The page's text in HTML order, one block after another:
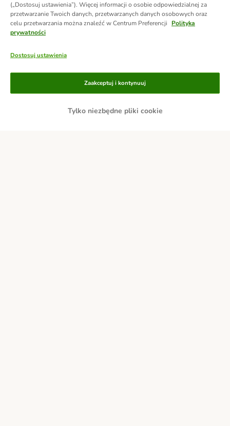
(„Dostosuj ustawienia”). Więcej informacji o osobie odpowiedzialnej za
przetwarzanie Twoich danych, przetwarzanych danych osobowych oraz
celu przetwarzania można znaleźć w Centrum Preferencji
Polityka
prywatności
Dostosuj ustawienia
Tylko niezbędne pliki cookie
Zaakceptuj i kontynuuj